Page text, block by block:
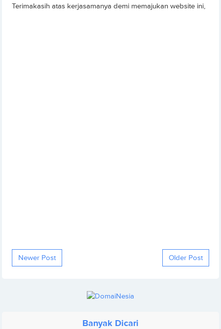
Terimakasih atas kerjasamanya demi memajukan website ini,
Newer Post Older Post
Banyak Dicari